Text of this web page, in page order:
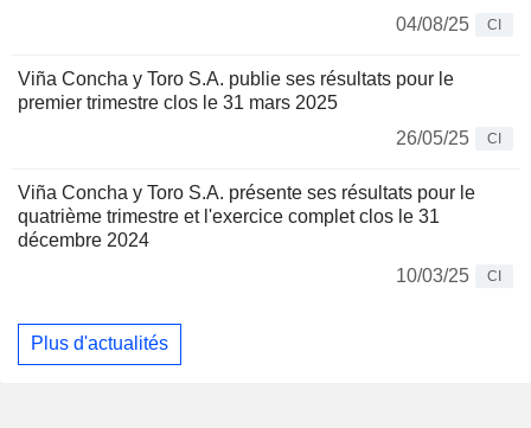
04/08/25
CI
Viña Concha y Toro S.A. publie ses résultats pour le
premier trimestre clos le 31 mars 2025
26/05/25
CI
Viña Concha y Toro S.A. présente ses résultats pour le
quatrième trimestre et l'exercice complet clos le 31
décembre 2024
10/03/25
CI
Plus d'actualités